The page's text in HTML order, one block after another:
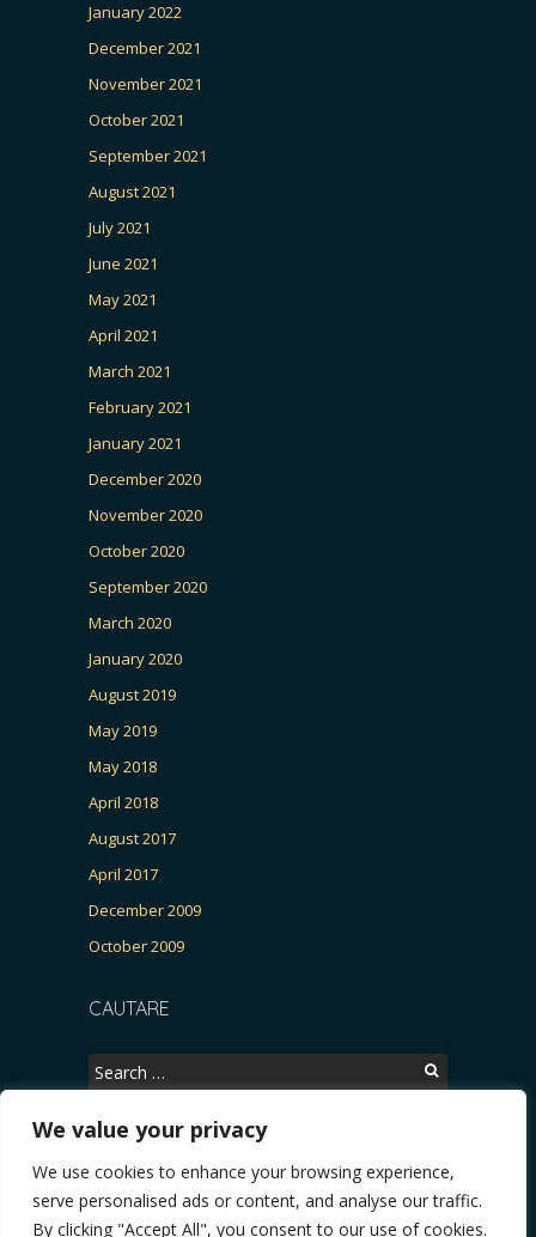
We value your privacy
We use cookies to enhance your browsing experience,
serve personalised ads or content, and analyse our traffic.
By clicking "Accept All", you consent to our use of cookies.
January 2022
December 2021
November 2021
October 2021
September 2021
August 2021
July 2021
June 2021
May 2021
April 2021
March 2021
February 2021
January 2021
December 2020
November 2020
October 2020
September 2020
March 2020
January 2020
August 2019
May 2019
May 2018
April 2018
August 2017
April 2017
December 2009
October 2009
CAUTARE
Search
for:
Copyright © 2026, CERTITUDINEA.
Patria, parlamentarele și presa * VIDEO. Viata lui Eminescu (Necenzurat).